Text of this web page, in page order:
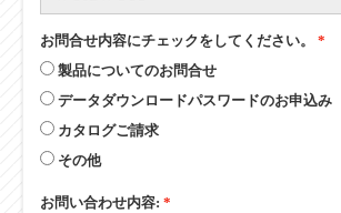
お問合せ内容にチェックをしてください。 *
製品についてのお問合せ
データダウンロードパスワードのお申込み
カタログご請求
その他
お問い合わせ内容: *